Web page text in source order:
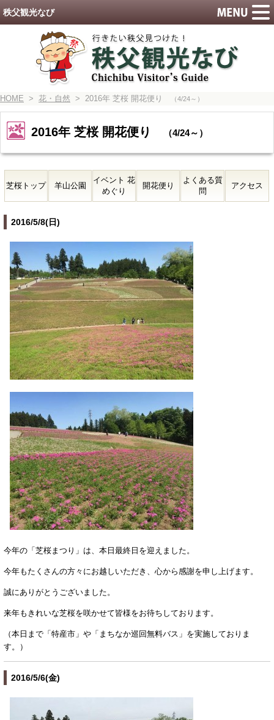
HOME > 花・自然 > 2016年 芝桜 開花便り （4/24～）
2016年 芝桜 開花便り （4/24～）
芝桜トップ 羊山公園
イベント 花
めぐり
開花便り
よくある質
問
アクセス
2016/5/8(日)
今年の「芝桜まつり」は、本日最終日を迎えました。
今年もたくさんの方々にお越しいただき、心から感謝を申し上げます。
誠にありがとうございました。
来年もきれいな芝桜を咲かせて皆様をお待ちしております。
（本日まで「特産市」や「まちなか巡回無料バス」を実施しておりま
す。）
2016/5/6(金)
秩父観光なび